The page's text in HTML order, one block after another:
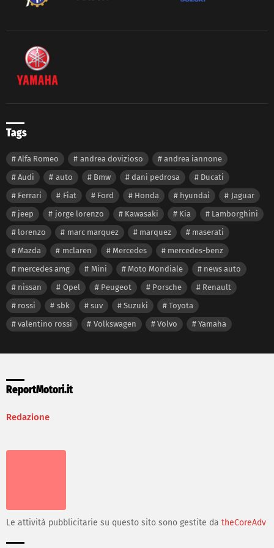
Tags
Alfa Romeo andrea dovizioso
andrea iannone
Audi
auto Bmw dani pedrosa
Ducati
Ferrari
Fiat Ford Honda hyundai
Jaguar
jeep
jorge lorenzo Kawasaki Kia
Lamborghini
lorenzo
marc marquez marquez
maserati
Mazda
mclaren Mercedes
mercedes-benz
mercedes amg
Mini Moto Mondiale
news auto
nissan
Opel Peugeot Porsche
Renault
rossi
sbk suv Suzuki
Toyota
valentino rossi
Volkswagen Volvo Yamaha
ReportMotori.it
Redazione
Le attività pubblicitarie su questo sito sono gestite da theCoreAdv